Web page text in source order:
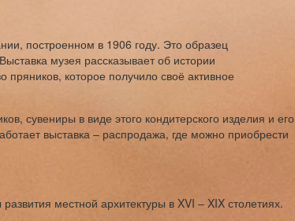
построенном в 1906 году. Это образец
музея рассказывает об истории
пряников, которое получило своё активное
сувениры в виде этого кондитерского изделия и его
выставка – распродажа, где можно приобрести
местной архитектуры в XVI – XIX столетиях.